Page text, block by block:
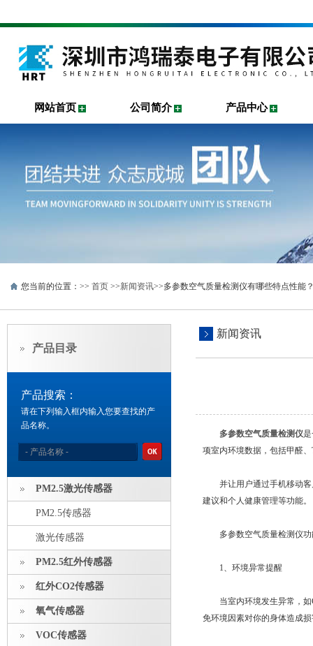
网站首页 公司简介 产品中心
您当前的位置：>> 首页 >>新闻资讯>>多参数空气质量检测仪有哪些特点性能
产品目录
产品搜索：
请在下列输入框内输入您要查找的产
品名称。
PM2.5激光传感器
PM2.5传感器
激光传感器
PM2.5红外传感器
红外CO2传感器
氧气传感器
VOC传感器
新闻资讯
多参数空气质量检测仪
项室内环境数据，包括甲醛
并让用户通过手机移动客
建议和个人健康管理等功能。
多参数空气质量检测仪功
1、环境异常提醒
当室内环境发生异常，如
免环境因素对你的身体造成